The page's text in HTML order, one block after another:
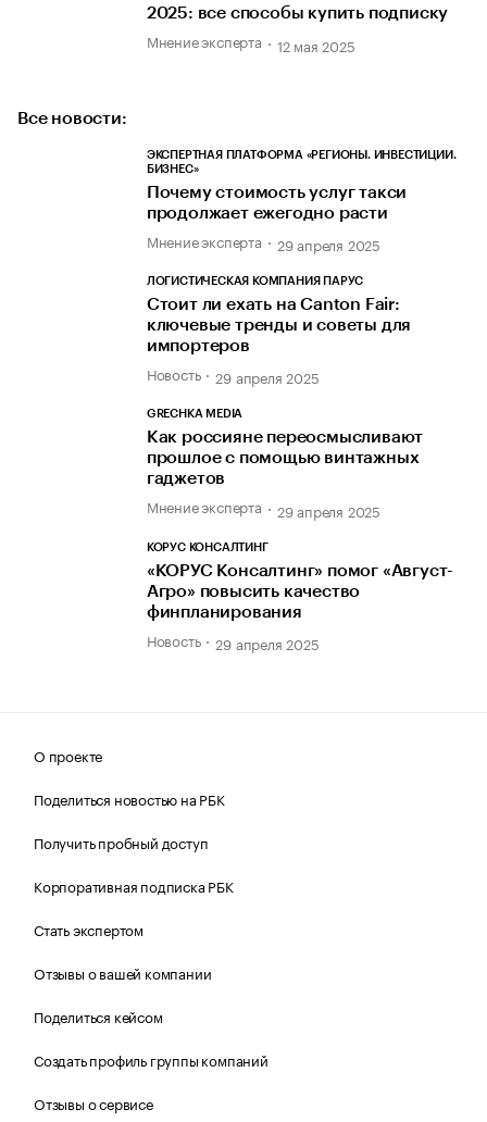
2025: все способы купить подписку
Мнение эксперта 12 мая 2025
Все новости:
ЭКСПЕРТНАЯ ПЛАТФОРМА «РЕГИОНЫ. ИНВЕСТИЦИИ.
БИЗНЕС»
Почему стоимость услуг такси
продолжает ежегодно расти
Мнение эксперта 29 апреля 2025
ЛОГИСТИЧЕСКАЯ КОМПАНИЯ ПАРУС
Стоит ли ехать на Canton Fair:
ключевые тренды и советы для
импортеров
Новость 29 апреля 2025
GRECHKA MEDIA
Как россияне переосмысливают
прошлое с помощью винтажных
гаджетов
Мнение эксперта 29 апреля 2025
КОРУС КОНСАЛТИНГ
«КОРУС Консалтинг» помог «Август-
Агро» повысить качество
финпланирования
Новость 29 апреля 2025
О проекте
Поделиться новостью на РБК
Получить пробный доступ
Корпоративная подписка РБК
Стать экспертом
Отзывы о вашей компании
Поделиться кейсом
Создать профиль группы компаний
Отзывы о сервисе